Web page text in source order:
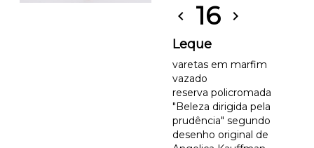
chevron_left 16 chevron_right
Leque
varetas em marfim
vazado
reserva policromada
"Beleza dirigida pela
prudência" segundo
desenho original de